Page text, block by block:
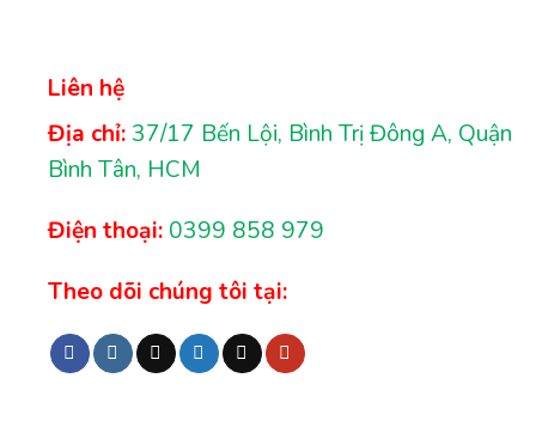
Liên hệ
Địa chỉ: 37/17 Bến Lội, Bình Trị Đông A, Quận
Bình Tân, HCM
Điện thoại: 0399 858 979
Theo dõi chúng tôi tại: